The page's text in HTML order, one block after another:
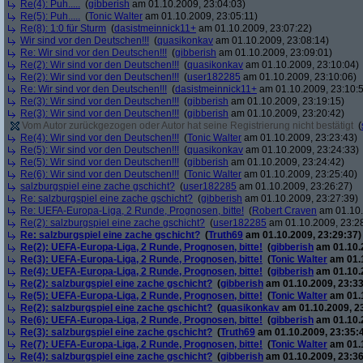
Re(4): Puh..... (gibberish am 01.10.2009, 23:04:03)
Re(5): Puh..... (Tonic Walter am 01.10.2009, 23:05:11)
Re(8): 1:0 für Sturm (dasistmeinnick11+ am 01.10.2009, 23:07:22)
Wir sind vor den Deutschen!!! (quasikonkav am 01.10.2009, 23:08:14)
Re: Wir sind vor den Deutschen!!! (gibberish am 01.10.2009, 23:09:01)
Re(2): Wir sind vor den Deutschen!!! (quasikonkav am 01.10.2009, 23:10:04)
Re(2): Wir sind vor den Deutschen!!! (user182285 am 01.10.2009, 23:10:06)
Re: Wir sind vor den Deutschen!!! (dasistmeinnick11+ am 01.10.2009,
Re(3): Wir sind vor den Deutschen!!! (gibberish am 01.10.2009, 23:19:15)
Re(3): Wir sind vor den Deutschen!!! (gibberish am 01.10.2009, 23:20:42)
Vom Autor zurückgezogen oder Autor hat seine Registrierung nicht bestätigt (
Re(4): Wir sind vor den Deutschen!!! (Tonic Walter am 01.10.2009, 23:23:43)
Re(5): Wir sind vor den Deutschen!!! (quasikonkav am 01.10.2009, 23:24:33)
Re(5): Wir sind vor den Deutschen!!! (gibberish am 01.10.2009, 23:24:42)
Re(6): Wir sind vor den Deutschen!!! (Tonic Walter am 01.10.2009, 23:25:40)
salzburgspiel eine zache gschicht? (user182285 am 01.10.2009, 23:26:27)
Re: salzburgspiel eine zache gschicht? (gibberish am 01.10.2009, 23:27:39)
Re: UEFA-Europa-Liga, 2 Runde, Prognosen, bitte! (Robert Craven am
Re(2): salzburgspiel eine zache gschicht? (user182285 am 01.10.2009,
Re: salzburgspiel eine zache gschicht? (Truth69 am 01.10.2009, 23:29:37)
Re(2): UEFA-Europa-Liga, 2 Runde, Prognosen, bitte! (gibberish am
Re(3): UEFA-Europa-Liga, 2 Runde, Prognosen, bitte! (Tonic Walter am
Re(4): UEFA-Europa-Liga, 2 Runde, Prognosen, bitte! (gibberish am
Re(2): salzburgspiel eine zache gschicht? (gibberish am 01.10.2009,
Re(5): UEFA-Europa-Liga, 2 Runde, Prognosen, bitte! (Tonic Walter am
Re(2): salzburgspiel eine zache gschicht? (quasikonkav am 01.10.2009,
Re(6): UEFA-Europa-Liga, 2 Runde, Prognosen, bitte! (gibberish am
Re(3): salzburgspiel eine zache gschicht? (Truth69 am 01.10.2009,
Re(7): UEFA-Europa-Liga, 2 Runde, Prognosen, bitte! (Tonic Walter am
Re(4): salzburgspiel eine zache gschicht? (gibberish am 01.10.2009,